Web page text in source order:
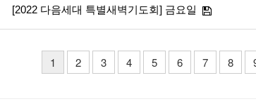
[2022 다음세대 특별새벽기도회] 금요일
1 2 3 4 5 6 7 8